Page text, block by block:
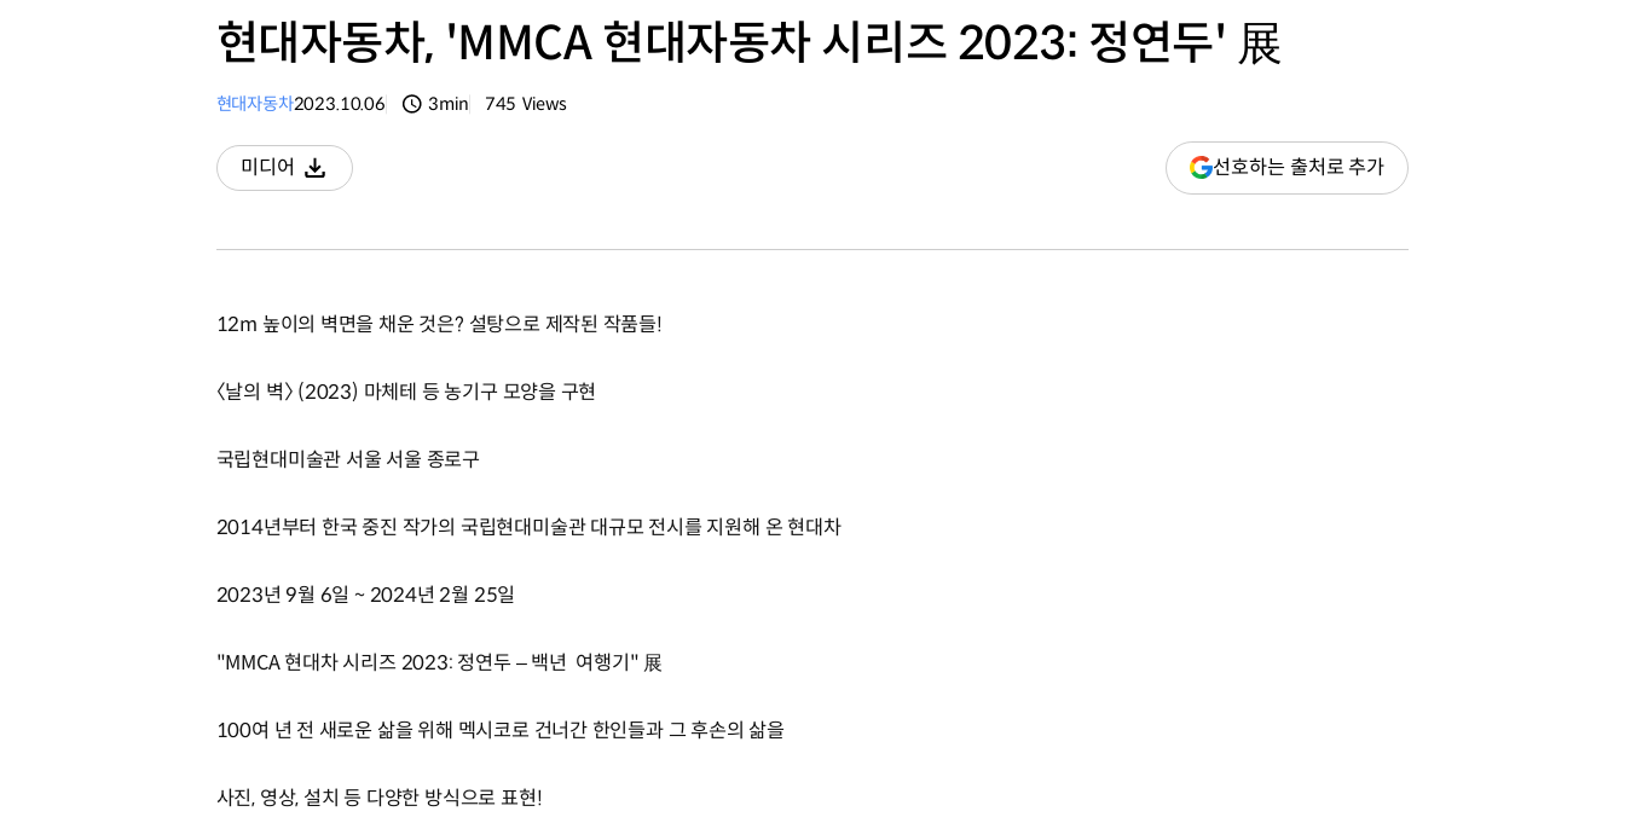
현대자동차, 'MMCA 현대자동차 시리즈 2023: 정연두' 展
현대자동차2023.10.06 3min 745 Views
미디어
다운로드
선호하는 출처로 추가(새
창
12m 높이의 벽면을 채운 것은? 설탕으로 제작된 작품들!
〈날의 벽〉 (2023) 마체테 등 농기구 모양을 구현
국립현대미술관 서울 서울 종로구
2014년부터 한국 중진 작가의 국립현대미술관 대규모 전시를 지원해 온 현대차
2023년 9월 6일 ~ 2024년 2월 25일
"MMCA 현대차 시리즈 2023: 정연두 – 백년 여행기" 展
100여 년 전 새로운 삶을 위해 멕시코로 건너간 한인들과 그 후손의 삶을
사진, 영상, 설치 등 다양한 방식으로 표현!